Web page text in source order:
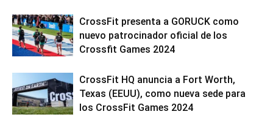
CrossFit presenta a GORUCK como
nuevo patrocinador oficial de los
Crossfit Games 2024
CrossFit HQ anuncia a Fort Worth,
Texas (EEUU), como nueva sede para
los CrossFit Games 2024